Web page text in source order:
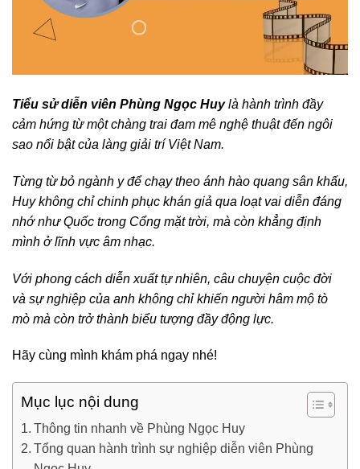
Tiểu sử diễn viên Phùng Ngọc Huylà hành trình đầy
cảm hứng từ một chàng trai đam mê nghệ thuật đến ngôi
sao nổi bật của làng giải trí Việt Nam.
Từng từ bỏ ngành y để chạy theo ánh hào quang sân khấu,
Huy không chỉ chinh phục khán giả qua loạt vai diễn đáng
nhớ như Quốc trong Cổng mặt trời, mà còn khẳng định
mình ở lĩnh vực âm nhạc.
Với phong cách diễn xuất tự nhiên, câu chuyện cuộc đời
và sự nghiệp của anh không chỉ khiến người hâm mộ tò
mò mà còn trở thành biểu tượng đầy động lực.
Hãy cùng mình khám phá ngay nhé!
Mục lục nội dung
Thông tin nhanh về Phùng Ngọc Huy
Tổng quan hành trình sự nghiệp diễn viên Phùng